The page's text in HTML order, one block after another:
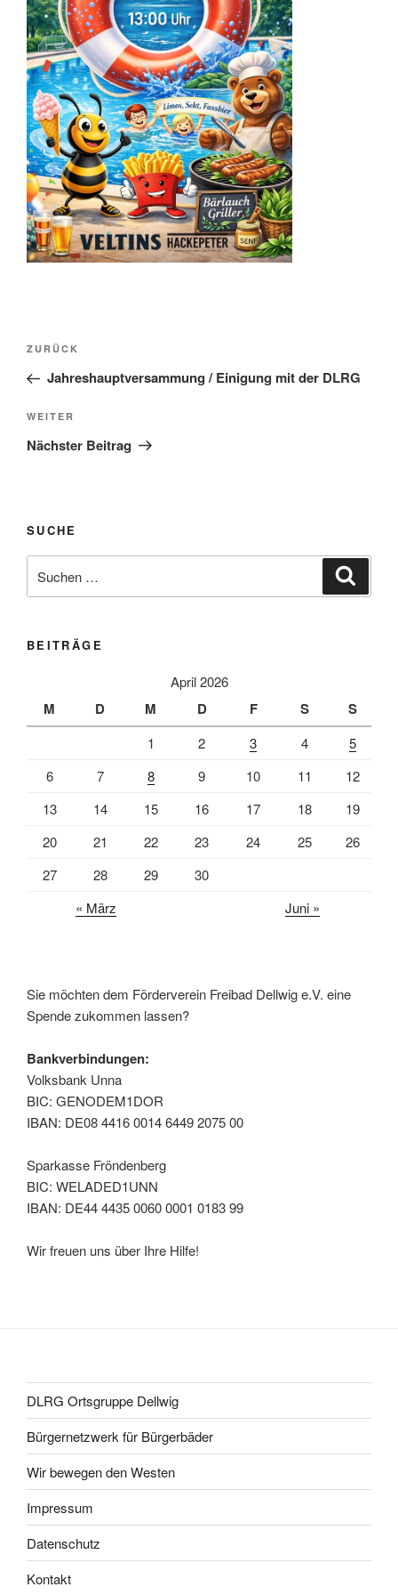
Beitragsnavigation
Vorheriger
Beitrag
ZURÜCK
Jahreshauptversammung / Einigung mit der DLRG
Nächster
Beitrag
WEITER
Nächster Beitrag
SUCHE
nach:
BEITRÄGE
April 2026
M D M D F S S
1 2 3 4
5
6
7 8 9 10 11
12
13
14 15 16 17 18
19
20
21 22 23 24 25
26
27
28 29
30
« März
Juni »
Sie möchten dem Förderverein Freibad Dellwig e.V. eine
Spende zukommen lassen?
Bankverbindungen:
Volksbank Unna
BIC: GENODEM1DOR
IBAN: DE08 4416 0014 6449 2075 00
Sparkasse Fröndenberg
BIC: WELADED1UNN
IBAN: DE44 4435 0060 0001 0183 99
Wir freuen uns über Ihre Hilfe!
DLRG Ortsgruppe Dellwig
Bürgernetzwerk für Bürgerbäder
Wir bewegen den Westen
Impressum
Datenschutz
Kontakt